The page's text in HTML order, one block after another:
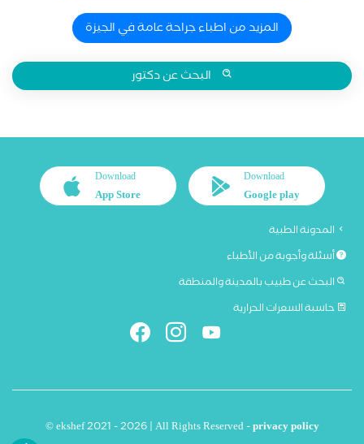
المزيد من اطباء جراحة عامة في الجيزة
البحث عن دكتور
Download
Google play
Download
App Store
المدونة الطبية
أسئلة وأجوبة من الأطباء
البحث عن طبيب بالمدينة والمنطقة
حاسبة السعرات الحرارية
© ekshef 2021 - 2026 | All Rights Reserved -privacy policy